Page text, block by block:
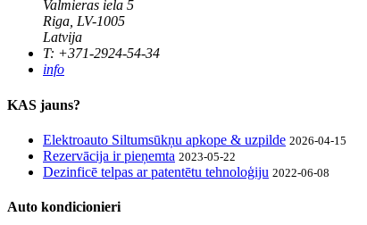
Valmieras iela 5
Riga, LV-1005
Latvija
T: +371-2924-54-34
info
KAS jauns?
Elektroauto Siltumsūkņu apkope & uzpilde 2026-04-15
Rezervācija ir pieņemta 2023-05-22
Dezinficē telpas ar patentētu tehnoloģiju 2022-06-08
Auto kondicionieri